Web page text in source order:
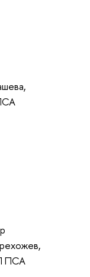
ПСА